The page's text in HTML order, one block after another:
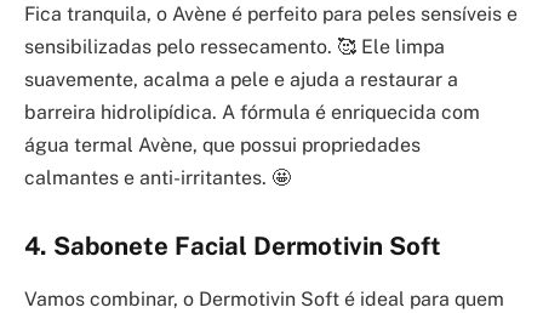
Fica tranquila, o Avène é perfeito para peles sensíveis e
sensibilizadas pelo ressecamento. 🥰 Ele limpa
suavemente, acalma a pele e ajuda a restaurar a
barreira hidrolipídica. A fórmula é enriquecida com
água termal Avène, que possui propriedades
calmantes e anti-irritantes. 🤩
4. Sabonete Facial Dermotivin Soft
Vamos combinar, o Dermotivin Soft é ideal para quem